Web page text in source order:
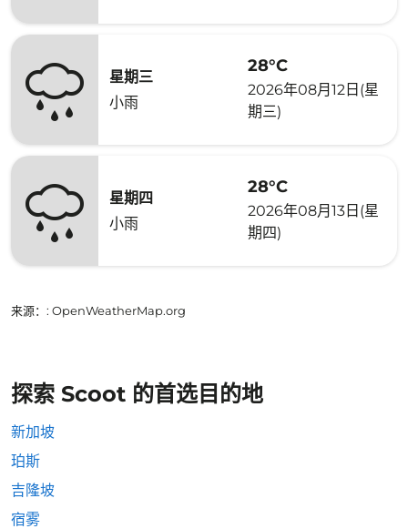
星期三
小雨
28°C
2026年08月12日(星
期三)
星期四
小雨
28°C
2026年08月13日(星
期四)
来源： : OpenWeatherMap.org
探索 Scoot 的首选目的地
新加坡
珀斯
吉隆坡
宿雾